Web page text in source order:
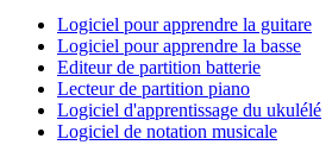
Logiciel pour apprendre la guitare
Logiciel pour apprendre la basse
Editeur de partition batterie
Lecteur de partition piano
Logiciel d'apprentissage du ukulélé
Logiciel de notation musicale